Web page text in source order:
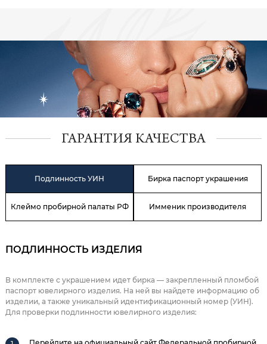
ГАРАНТИЯ КАЧЕСТВА
Подлинность УИН Бирка паспорт украшения
Клеймо пробирной палаты РФ Имменик производителя
ПОДЛИННОСТЬ ИЗДЕЛИЯ
В комплекте с украшением идет бирка — закрепленный пломбой
паспорт ювелирного изделия. На ней вы найдете информацию об
изделии, а также уникальный идентификационный номер (УИН).
Для проверки подлинности ювелирного изделия: